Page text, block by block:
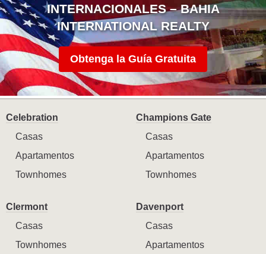
INTERNACIONALES – BAHIA
INTERNATIONAL REALTY
Obtenga la Guía Gratuita
Celebration
Casas
Apartamentos
Townhomes
Champions Gate
Casas
Apartamentos
Townhomes
Clermont
Casas
Townhomes
Davenport
Casas
Apartamentos